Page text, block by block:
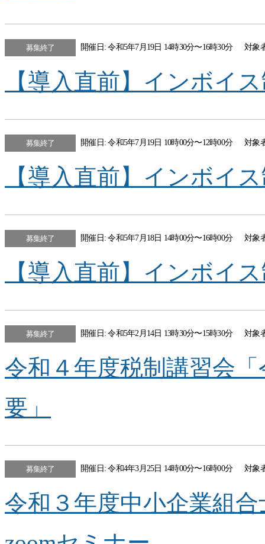
募集終了 開催日: 令和5年7月19日 14時30分〜16時30分 対象
【導入直前】インボイ
募集終了 開催日: 令和5年7月19日 10時00分〜12時00分 対象
【導入直前】インボイ
募集終了 開催日: 令和5年7月18日 14時00分〜16時00分 対象
【導入直前】インボイ
募集終了 開催日: 令和5年2月14日 13時30分〜15時30分 対象
令和４年度税制講習会
要」
募集終了 開催日: 令和4年3月25日 14時00分〜16時00分 対象
令和３年度中小企業組